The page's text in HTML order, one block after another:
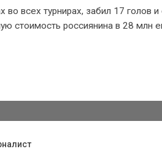
всех турнирах, забил 17 голов
стоимость россиянина в 28 млн